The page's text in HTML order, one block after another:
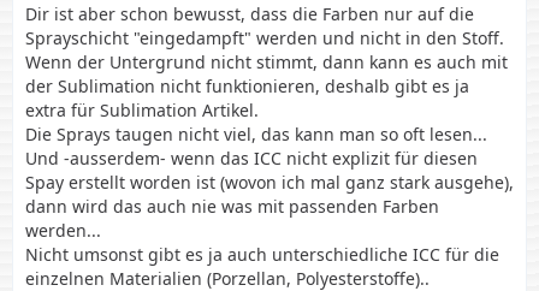
Dir ist aber schon bewusst, dass die Farben nur auf die
Sprayschicht "eingedampft" werden und nicht in den Stoff.
Wenn der Untergrund nicht stimmt, dann kann es auch mit
der Sublimation nicht funktionieren, deshalb gibt es ja
extra für Sublimation Artikel.
Die Sprays taugen nicht viel, das kann man so oft lesen...
Und -ausserdem- wenn das ICC nicht explizit für diesen
Spay erstellt worden ist (wovon ich mal ganz stark ausgehe),
dann wird das auch nie was mit passenden Farben
werden...
Nicht umsonst gibt es ja auch unterschiedliche ICC für die
einzelnen Materialien (Porzellan, Polyesterstoffe)..